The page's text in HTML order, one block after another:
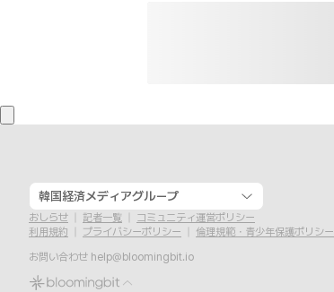
韓国経済メディアグループ
おしらせ 記者一覧
コミュニティ運営ポリシー
利用規約
プライバシーポリシー
倫理規範・青少年保護ポリシー
お問い合わせ help@bloomingbit.io